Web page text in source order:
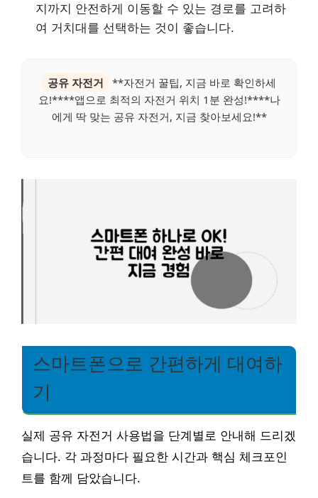
지까지 안전하게 이동할 수 있는 경로를 고려하
여 거치대를 선택하는 것이 좋습니다.
공유 자전거
**자전거 꿀팁, 지금 바로 확인하세
요!****앱으로 최적의 자전거 위치 1분 완성!****나
에게 딱 맞는 공유 자전거, 지금 찾아보세요!**
스마트폰으로 간편하게 대여하
기
실제 공유 자전거 사용법을 단계별로 안내해 드리겠
습니다. 각 과정마다 필요한 시간과 핵심 체크포인
트를 함께 담았습니다.